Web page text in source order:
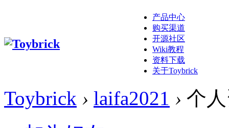
产品中心
购买渠道
开源社区
Wiki教程
资料下载
关于Toybrick
Toybrick › laifa2021 › 个